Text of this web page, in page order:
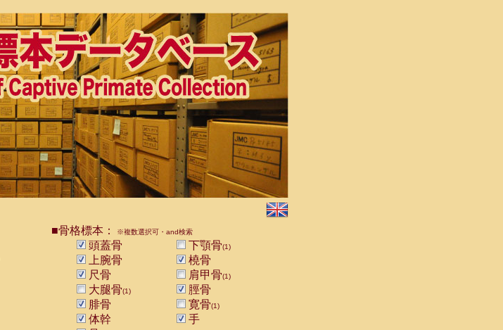
■骨格標本： ※複数選択可・and検索
頭蓋骨 下顎骨(1)
上腕骨
橈骨
尺骨
肩甲骨(1)
大腿骨(1)
脛骨
腓骨
寛骨(1)
体幹
手